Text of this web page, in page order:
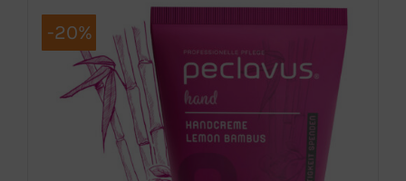
on
mitu
varianti.
Valikuid
saab
tootelehel.
-20%